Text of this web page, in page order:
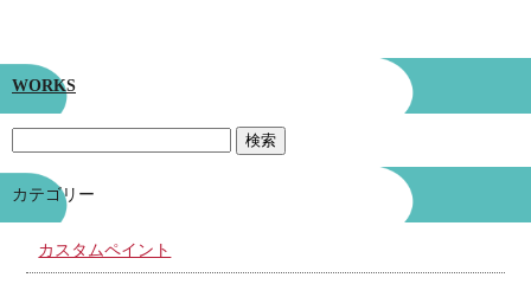
WORKS
カテゴリー
カスタムペイント